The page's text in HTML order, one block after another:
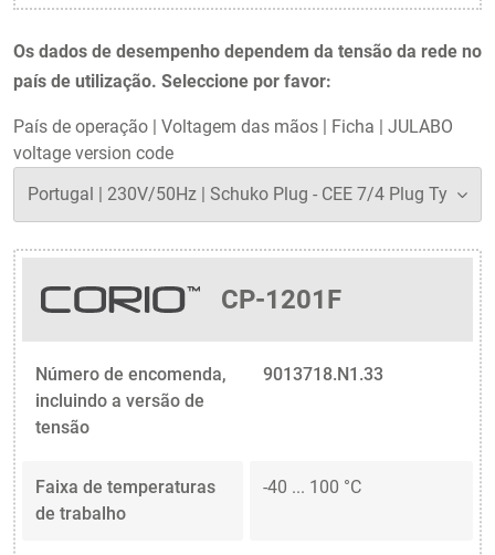
Os dados de desempenho dependem da tensão da rede no
país de utilização. Seleccione por favor:
País de operação | Voltagem das mãos | Ficha | JULABO
voltage version code
CP-1201F
Número de encomenda,
incluindo a versão de
tensão
9013718.N1.33
Faixa de temperaturas
de trabalho
-40 ... 100 °C